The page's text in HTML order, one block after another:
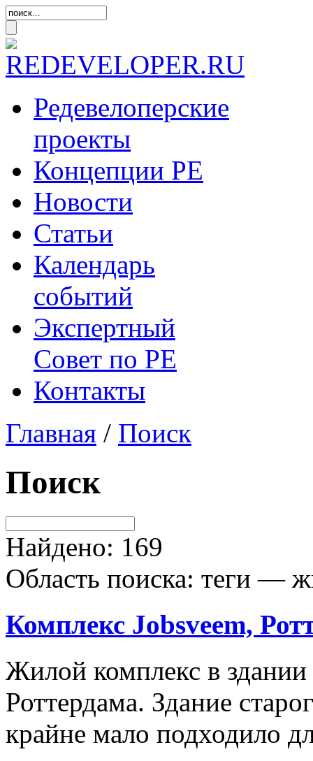
Редевелоперские
проекты
Концепции РЕ
Новости
Статьи
Календарь
событий
Экспертный
Совет по РЕ
Контакты
Главная / Поиск
Поиск
Найдено: 169
Область поиска: теги —
Комплекс Jobsveem,
Жилой комплекс в здании
Роттердама. Здание
крайне мало подходило